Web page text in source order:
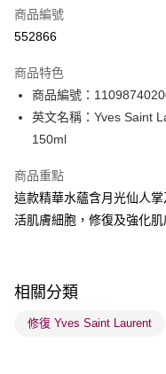
Apple Pay
PayMe
WeChat Pay
送貨方式
順豐自助櫃 - 確認發貨後1-
順豐站及營業點 - 確認發貨
商品編號
552866
商品特色
商品編號：
英文名稱：Yves Saint
150ml
商品重點
這款精華水蘊含月光仙人
活肌膚細胞，修復及強化
相關分類
修復 Yves Saint Laurent